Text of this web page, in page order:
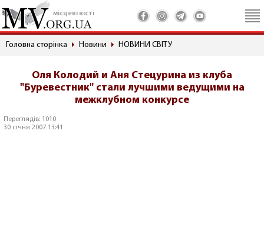
місцеві вісті
Головна сторінка Новини НОВИНИ СВІТУ
Оля Колодий и Аня Стецурина из клуба
"Буревестник" стали лучшими ведущими на
межклубном конкурсе
Переглядів: 1010
30 січня 2007 13:41